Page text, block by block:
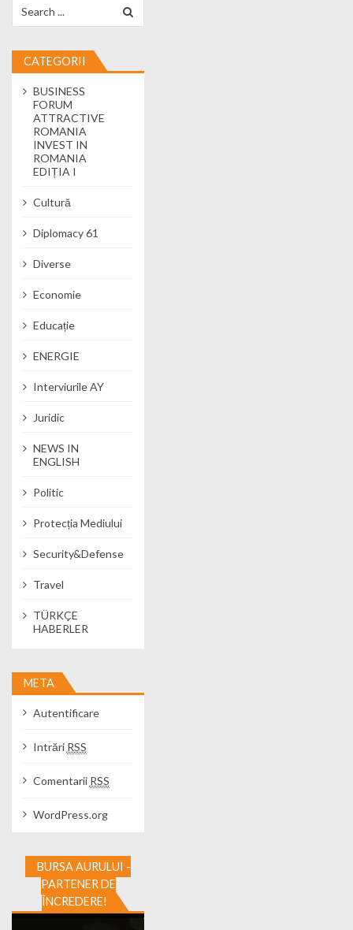
CATEGORII
BUSINESS
FORUM
ATTRACTIVE
ROMANIA
INVEST IN
ROMANIA
EDIȚIA I
Cultură
Diplomacy 61
Diverse
Economie
Educație
ENERGIE
Interviurile AY
Juridic
NEWS IN
ENGLISH
Politic
Protecția Mediului
Security&Defense
Travel
TÜRKÇE
HABERLER
META
Autentificare
Intrări RSS
Comentarii RSS
WordPress.org
BURSA AURULUI -
PARTENER DE
ÎNCREDERE!